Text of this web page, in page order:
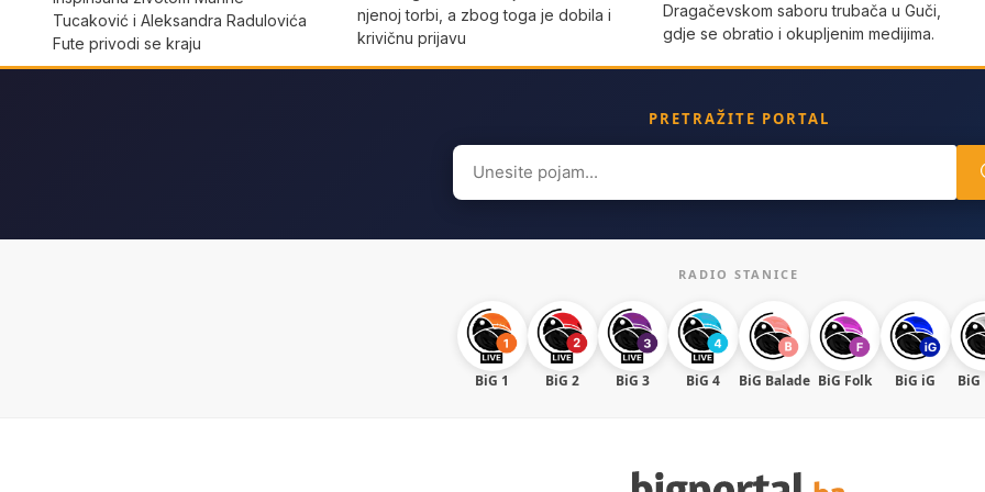
Tucaković i Aleksandra Radulovića
Fute privodi se kraju
njenoj torbi, a zbog toga je dobila i
krivičnu prijavu
Dragačevskom saboru trubača u Guči,
gdje se obratio i okupljenim medijima.
PRETRAŽITE PORTAL
Search
for:
RADIO STANICE
BiG 1 BiG 2 BiG 3 BiG 4 BiG Balade BiG Folk BiG iG BiG